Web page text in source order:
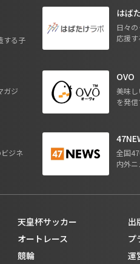
する子
はば
日々
応援
ガジ
OVO
美味
を発
ジネ
全国
内外ニ
天皇杯サッカー
オートレース
競輪
出
プ
運